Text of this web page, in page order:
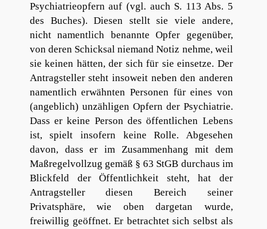
Psychiatrieopfern auf (vgl. auch S. 113 Abs. 5
des Buches). Diesen stellt sie viele andere,
nicht namentlich benannte Opfer gegenüber,
von deren Schicksal niemand Notiz nehme, weil
sie keinen hätten, der sich für sie einsetze. Der
Antragsteller steht insoweit neben den anderen
namentlich erwähnten Personen für eines von
(angeblich) unzähligen Opfern der Psychiatrie.
Dass er keine Person des öffentlichen Lebens
ist, spielt insofern keine Rolle. Abgesehen
davon, dass er im Zusammenhang mit dem
Maßregelvollzug gemäß § 63 StGB durchaus im
Blickfeld der Öffentlichkeit steht, hat der
Antragsteller diesen Bereich seiner
Privatsphäre, wie oben dargetan wurde,
freiwillig geöffnet. Er betrachtet sich selbst als